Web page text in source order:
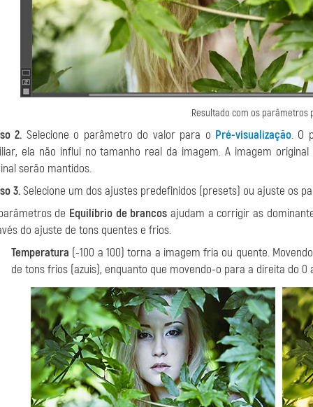
Resultado com os parâmetros
2. Selecione o parâmetro do valor para o Pré-visualização. O
ela não influi no tamanho real da imagem. A imagem
serão mantidos.
3.Selecione um dos ajustes predefinidos (presets) ou ajuste os
de Equilíbrio de brancos ajudam a corrigir as
do ajuste de tons quentes e frios.
Temperatura (-100 a 100) torna a imagem fria ou quente.
de tons frios (azuis), enquanto que movendo-o para a direita do